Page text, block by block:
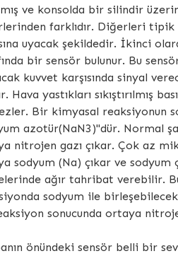
ve konsolda bir silindir
farklıdır. Diğerleri
uyacak şekildedir. İkinci
bir sensör bulunur. Bu
kuvvet karşısında sinyal
Hava yastıkları sıkıştırılmış
Bir kimyasal reaksiyonun
azotür(NaN3)"dür. Normal
nitrojen gazı çıkar. Çok az
sodyum (Na) çıkar ve
ağır tahribat verebilir.
sodyum ile
sonucunda ortaya
önündeki sensör belli bir